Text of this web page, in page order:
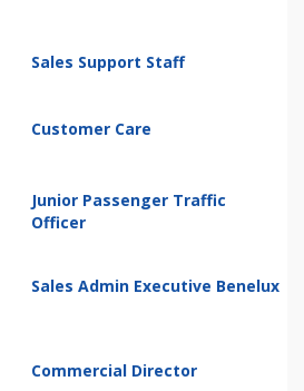
Sales Support Staff
Customer Care
Junior Passenger Traffic
Officer
Sales Admin Executive Benelux
Commercial Director